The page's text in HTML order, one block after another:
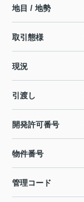
地目 / 地勢
取引態様
現況
引渡し
開発許可番号
物件番号
管理コード